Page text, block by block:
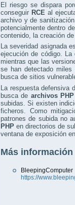
El riesgo se dispara
conseguir RCE al
archivo y de
potencialmente dentro del
contenido, la creación
La severidad asignada es
ejecución de código.
mientras que las
se han detectado miles
busca de sitios
La respuesta defensiva
busca de archivos PHP
subidas. Si existen
ficheros. Como
patrones de subida no
PHP en directorios de
ventana de exposición
Más información
https://